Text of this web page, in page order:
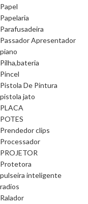
Papel
Papelaria
Parafusadeira
Passador Apresentador
piano
Pilha,bateria
Pincel
Pistola De Pintura
pistola jato
PLACA
POTES
Prendedor clips
Processador
PROJETOR
Protetora
pulseira inteligente
radios
Ralador